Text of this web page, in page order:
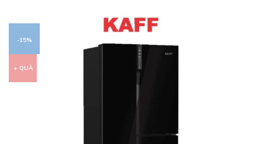
-15%
+ QUÀ